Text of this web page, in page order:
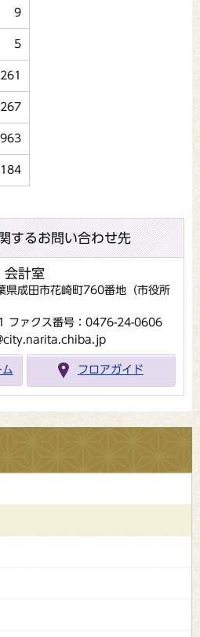
9
5
するお問い合わせ先
会計室
成田市花崎町760番地（市役所
ファクス番号：0476-24-0606
フロアガイド